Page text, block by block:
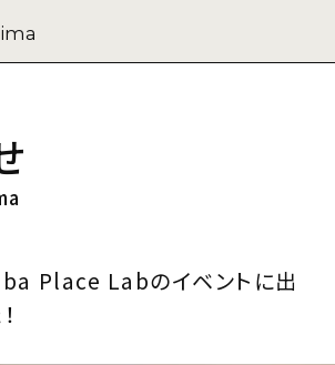
Place Labのイベントに出